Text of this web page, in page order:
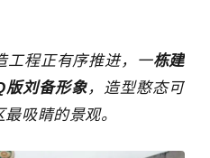
工程正有序推进，一栋建
版刘备形象，造型憨态可
吸睛的景观。